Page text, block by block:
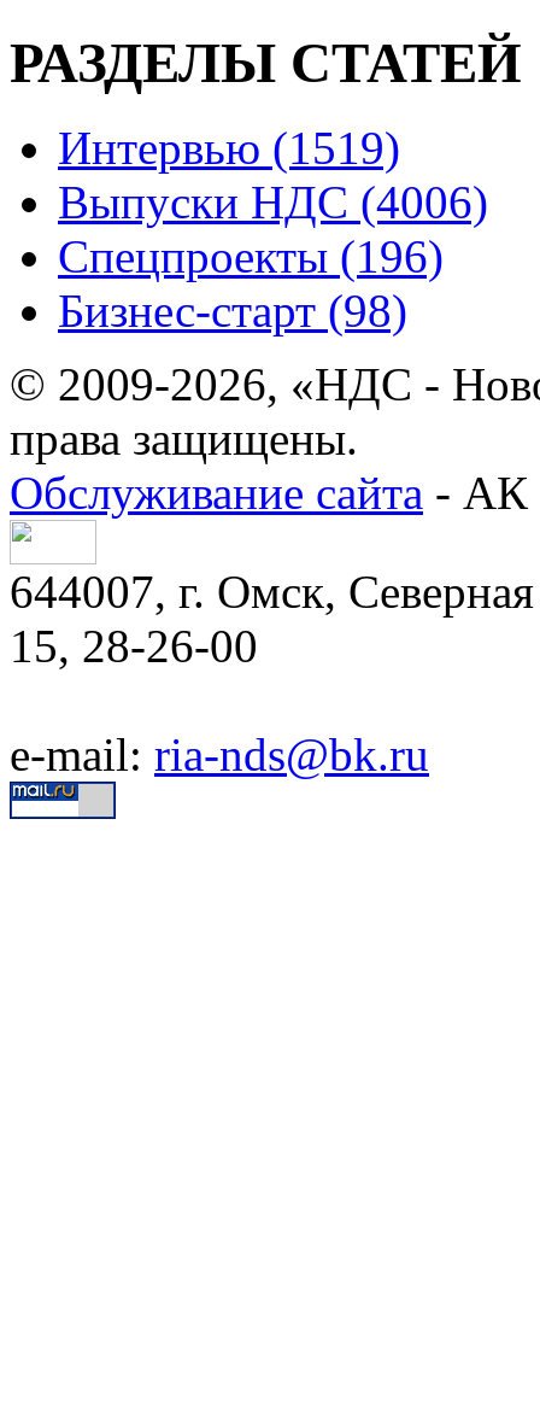
РАЗДЕЛЫ СТАТЕЙ
Интервью (1519)
Выпуски НДС (4006)
Спецпроекты (196)
Бизнес-старт (98)
© 2009-2026, «НДС -
права защищены.
Обслуживание сайта - АК
644007, г. Омск,
15, 28-26-00
e-mail: ria-nds@bk.ru